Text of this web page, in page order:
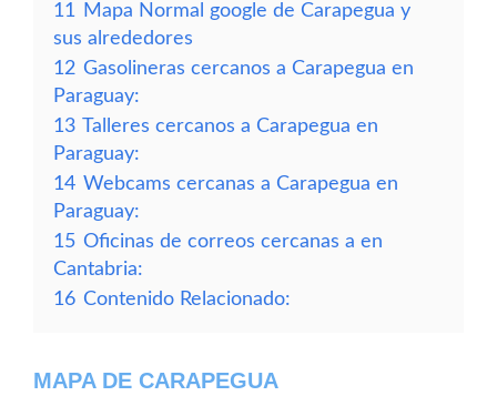
11
Mapa Normal google de Carapegua y
sus alrededores
12 Gasolineras cercanos a Carapegua en
Paraguay:
13 Talleres cercanos a Carapegua en
Paraguay:
14 Webcams cercanas a Carapegua en
Paraguay:
15 Oficinas de correos cercanas a en
Cantabria:
16 Contenido Relacionado:
MAPA DE CARAPEGUA